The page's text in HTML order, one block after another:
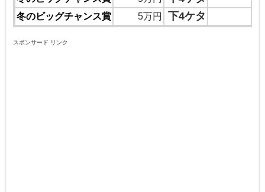
冬のビッグチャンス賞 5万円 下4ケタ
スポンサード リンク